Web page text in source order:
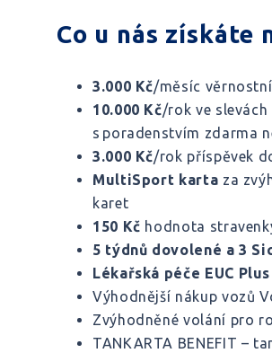
Co u nás získáte
3.000 Kč/měsíc
10.000 Kč/rok ve slevách
s poradenstvím zdarma
3.000 Kč/rok příspěvek
MultiSport karta za
karet
150 Kč hodnota
5 týdnů dovolené a 3
Lékařská péče EUC
Výhodnější nákup vozů
Zvýhodněné volání pro
TANKARTA BENEFIT –